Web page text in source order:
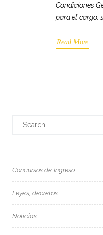
Condiciones
para el cargo:
Read More
Concursos de Ingreso
Leyes, decretos.
Noticias